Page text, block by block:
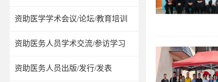
资助医学学术会议/论坛/教育培训
资助医务人员学术交流/参访学习
资助医务人员出版/发行/发表